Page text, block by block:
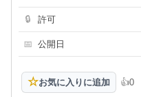
🔒 許可
📅 公開日
☆お気に入りに追加 👍0
高評